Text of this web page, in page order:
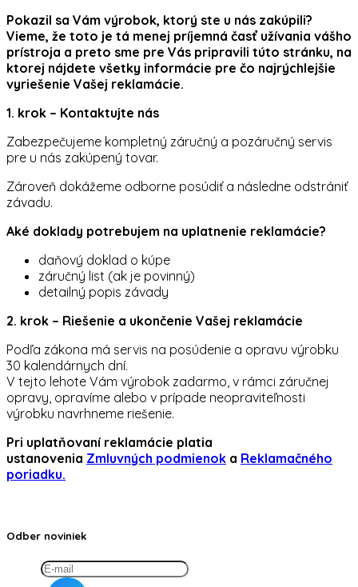
Pokazil sa Vám výrobok, ktorý ste u nás zakúpili?
Vieme, že toto je tá menej príjemná časť užívania vášho
prístroja a preto sme pre Vás pripravili túto stránku, na
ktorej nájdete všetky informácie pre čo najrýchlejšie
vyriešenie Vašej reklamácie.
1. krok – Kontaktujte nás
Zabezpečujeme kompletný záručný a pozáručný servis
pre u nás zakúpený tovar.
Zároveň dokážeme odborne posúdiť a následne odstrániť
závadu.
Aké doklady potrebujem na uplatnenie reklamácie?
daňový doklad o kúpe
záručný list (ak je povinný)
detailný popis závady
2. krok – Riešenie a ukončenie Vašej reklamácie
Podľa zákona má servis na posúdenie a opravu výrobku
30 kalendárnych dní.
V tejto lehote Vám výrobok zadarmo, v rámci záručnej
opravy, opravíme alebo v prípade neopraviteľnosti
výrobku navrhneme riešenie.
Pri uplatňovaní reklamácie platia
ustanovenia Zmluvných podmienok a Reklamačného
poriadku.
Odber noviniek